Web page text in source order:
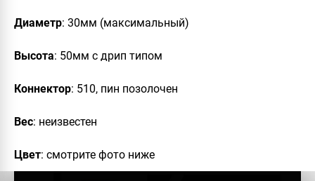
Диаметр: 30мм (максимальный)
Высота: 50мм с дрип типом
Коннектор: 510, пин позолочен
Вес: неизвестен
Цвет: смотрите фото ниже